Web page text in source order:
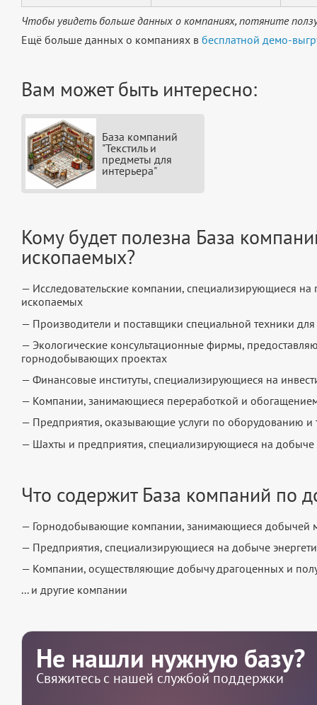
Чтобы увидеть больше данных о компаниях, потяните
Ещё больше данных о компаниях в бесплатной демо-
Вам может быть интересно:
База компаний
"Текстиль и
предметы для
интерьера"
Кому будет полезна База
ископаемых?
— Исследовательские компании, специализирующиеся
ископаемых
— Производители и поставщики специальной техники
— Экологические консультационные фирмы,
горнодобывающих проектах
— Финансовые институты, специализирующиеся на
— Компании, занимающиеся переработкой и
— Предприятия, оказывающие услуги по оборудованию
— Шахты и предприятия, специализирующиеся на
Что содержит База компаний по
— Горнодобывающие компании, занимающиеся добычей
— Предприятия, специализирующиеся на добыче
— Компании, осуществляющие добычу драгоценных и
... и другие компании
Не нашли нужную базу?
Свяжитесь с нашей службой поддержки